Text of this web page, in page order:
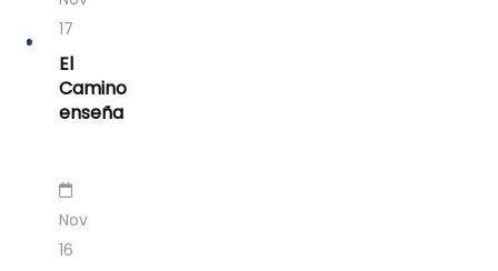
17
El
Camino
enseña
Nov
16